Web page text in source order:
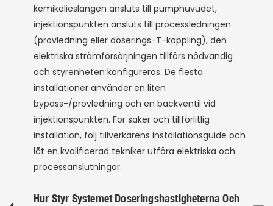
kemikalieslangen ansluts till pumphuvudet,
injektionspunkten ansluts till processledningen
(provledning eller doserings-T-koppling), den
elektriska strömförsörjningen tillförs nödvändig
och styrenheten konfigureras. De flesta
installationer använder en liten
bypass-/provledning och en backventil vid
injektionspunkten. För säker och tillförlitlig
installation, följ tillverkarens installationsguide och
låt en kvalificerad tekniker utföra elektriska och
processanslutningar.
Hur Styr Systemet Doseringshastigheterna Och